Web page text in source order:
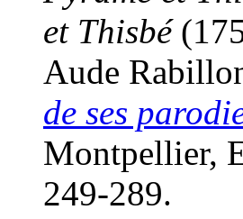
et Thisbé
Aude
de ses
Montpellier,
249-289.